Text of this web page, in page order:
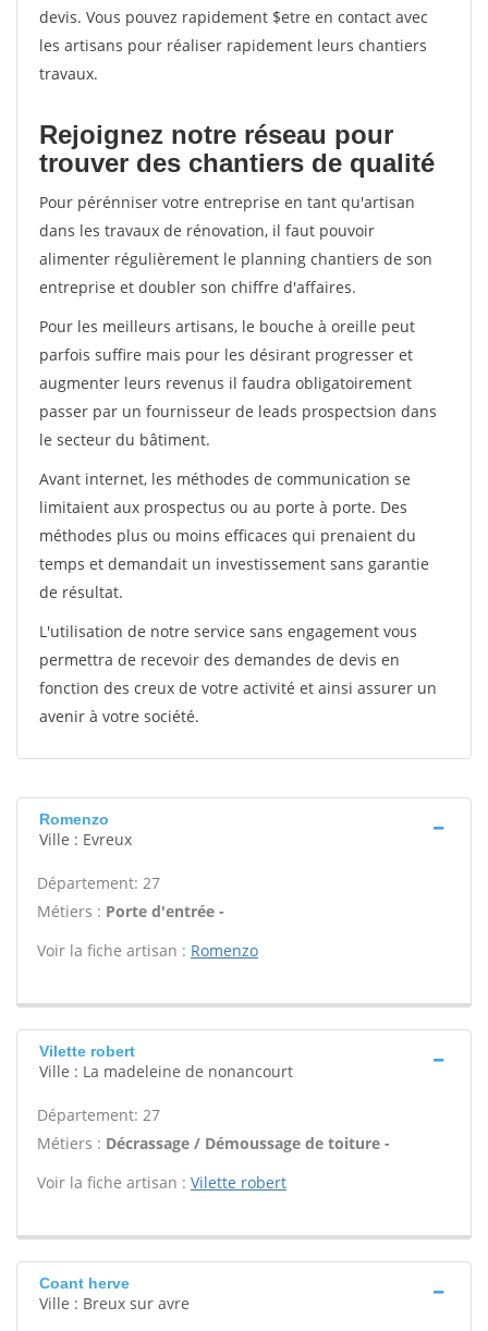
devis. Vous pouvez rapidement $etre en contact avec
les artisans pour réaliser rapidement leurs chantiers
travaux.
Rejoignez notre réseau pour
trouver des chantiers de qualité
Pour pérénniser votre entreprise en tant qu'artisan
dans les travaux de rénovation, il faut pouvoir
alimenter régulièrement le planning chantiers de son
entreprise et doubler son chiffre d'affaires.
Pour les meilleurs artisans, le bouche à oreille peut
parfois suffire mais pour les désirant progresser et
augmenter leurs revenus il faudra obligatoirement
passer par un fournisseur de leads prospectsion dans
le secteur du bâtiment.
Avant internet, les méthodes de communication se
limitaient aux prospectus ou au porte à porte. Des
méthodes plus ou moins efficaces qui prenaient du
temps et demandait un investissement sans garantie
de résultat.
L'utilisation de notre service sans engagement vous
permettra de recevoir des demandes de devis en
fonction des creux de votre activité et ainsi assurer un
avenir à votre société.
Romenzo
Ville : Evreux
Département: 27
Métiers : Porte d'entrée -
Voir la fiche artisan : Romenzo
Vilette robert
Ville : La madeleine de nonancourt
Département: 27
Métiers : Décrassage / Démoussage de toiture -
Voir la fiche artisan : Vilette robert
Coant herve
Ville : Breux sur avre